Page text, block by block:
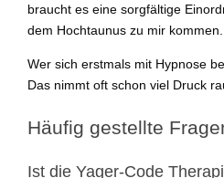
braucht es eine sorgfältige
dem Hochtaunus zu mir kommen.
Wer sich erstmals mit Hypnose
Das nimmt oft schon viel Druck
Häufig gestellte
Ist die Yager-Code